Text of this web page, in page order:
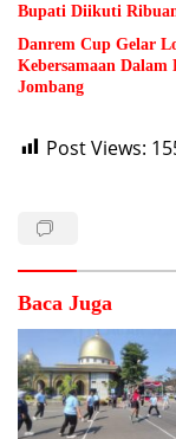
Bupati Diikuti
Danrem Cup Gelar
Kebersamaan
Jombang
Post Views:
Baca Juga